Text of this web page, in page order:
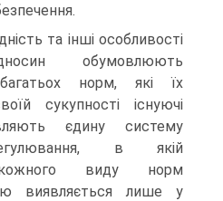
та інші особливості
обумовлюють
багатьох норм, які їх
сукупності існуючі
єдину систему
в якій
кожного виду норм
виявляється лише у